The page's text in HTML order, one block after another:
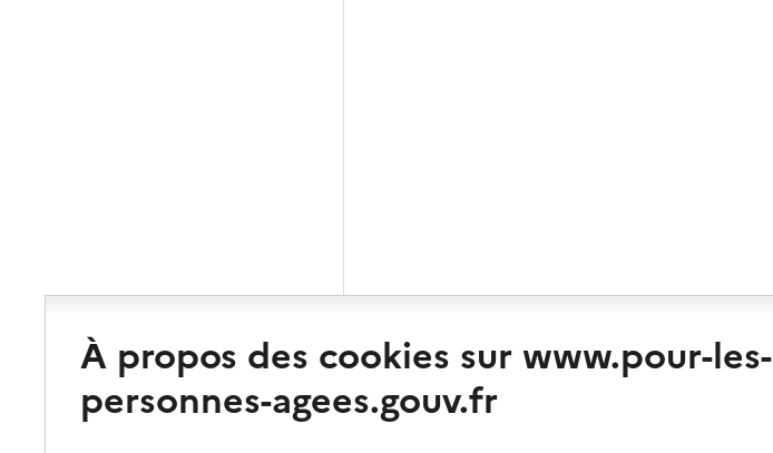
À propos des cookies sur www.pour-les-
personnes-agees.gouv.fr